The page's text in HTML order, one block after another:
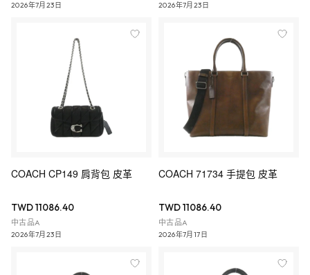
2026年7月23日 2026年7月23日
COACH CP149 肩背包 皮革
TWD 11086.40
中古品A
2026年7月23日
COACH 71734 手提包 皮革
TWD 11086.40
中古品A
2026年7月17日